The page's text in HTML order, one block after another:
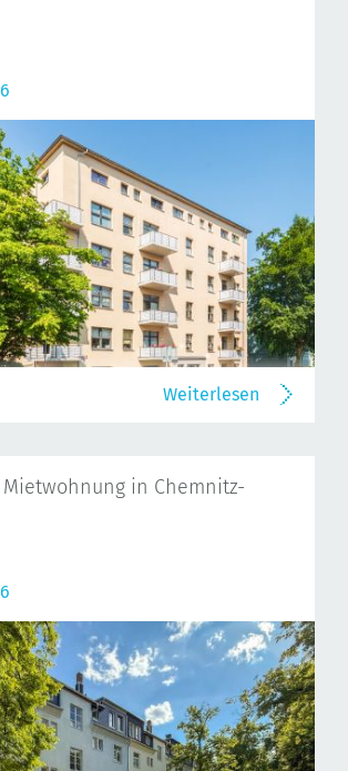
Weiterlesen
Mietwohnung in Chemnitz-